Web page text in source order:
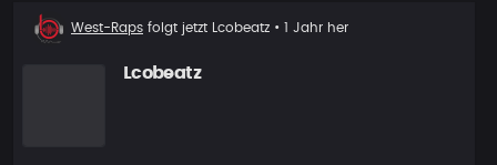
Neuer
West-Raps folgt jetzt Lcobeatz • 1 Jahr her
Lcobeatz